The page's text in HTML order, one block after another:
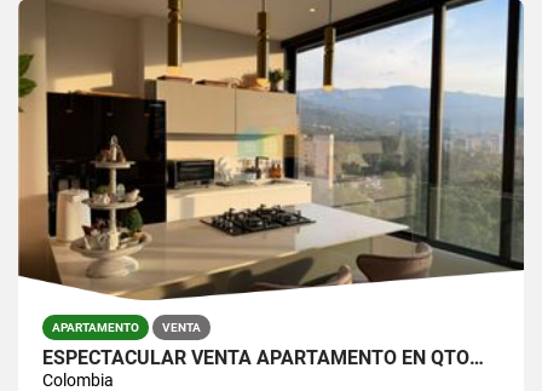
APARTAMENTO VENTA
ESPECTACULAR VENTA APARTAMENTO EN QTOWER EN SAN LUCAS
Colombia